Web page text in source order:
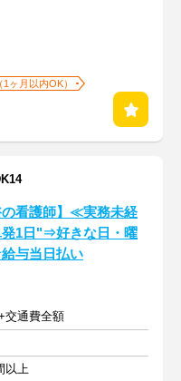
1ヶ月以内OK）
の看護師】≪実務未経
1日"⇒好きな日・曜
与当日払い
交通費全額
以上